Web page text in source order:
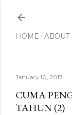
HOME ABOUT
January 10, 2017
CUMA
TAHUN (2)